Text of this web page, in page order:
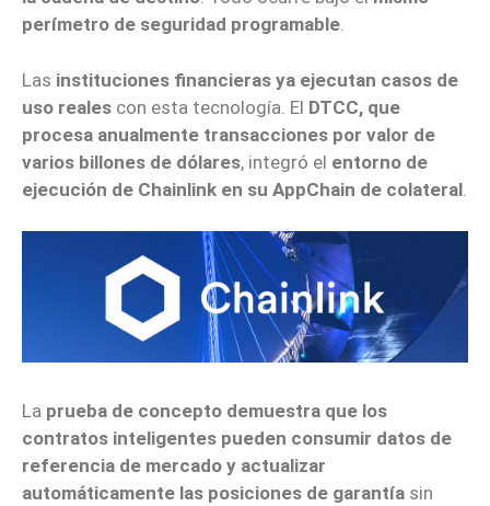
perímetro de seguridad programable.
Las instituciones financieras ya ejecutan casos de
uso reales con esta tecnología. El DTCC, que
procesa anualmente transacciones por valor de
varios billones de dólares, integró el entorno de
ejecución de Chainlink en su AppChain de colateral
La prueba de concepto demuestra que los
contratos inteligentes pueden consumir datos de
referencia de mercado y actualizar
automáticamente las posiciones de garantía sin